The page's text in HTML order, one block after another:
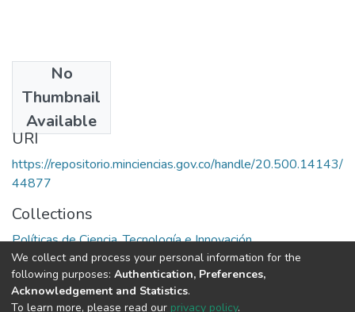
No
Thumbnail
Available
Publisher
Colciencias
URI
https://repositorio.minciencias.gov.co/handle/20.500.14143/
44877
Collections
Políticas de Ciencia, Tecnología e Innovación
Full item page
We collect and process your personal information for the
following purposes: Authentication, Preferences,
Acknowledgement and Statistics.
To learn more, please read our privacy policy.